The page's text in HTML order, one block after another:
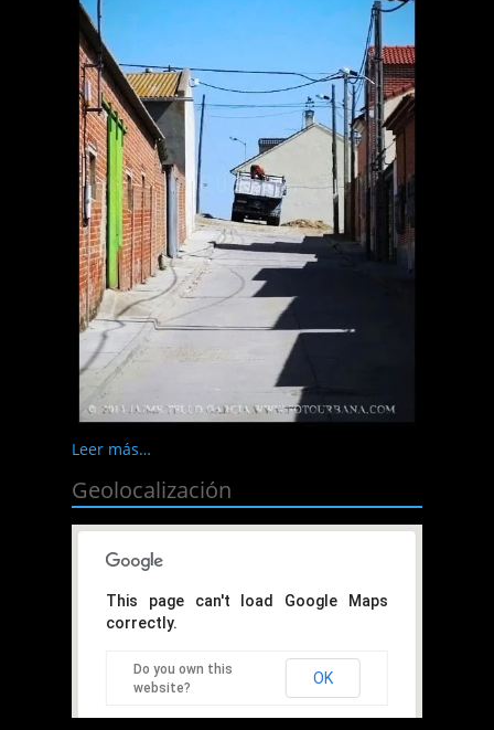
Leer más…
Geolocalización
This page can't load Google Maps
correctly.
Do you own this
website?
OK